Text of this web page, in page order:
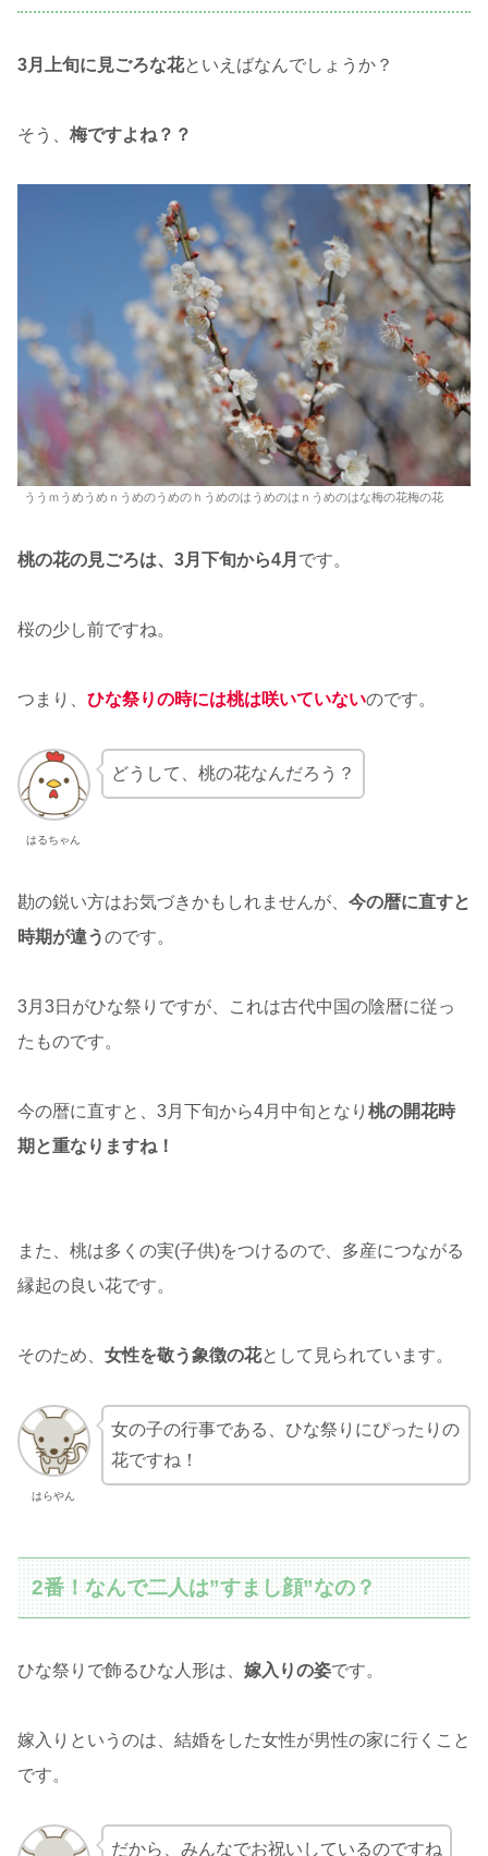
3月上旬に見ごろな花といえばなんでしょうか？
そう、 梅ですよね？？
ううｍうめうめｎうめのうめのｈうめのはうめのはｎうめのはな梅の花梅の花
桃の花の見ごろは、3月下旬から4月 です。
桜の少し前ですね。
つまり、 ひな祭りの時には桃は咲いていないのです。
はるちゃん
どうして、桃の花なんだろう？
勘の鋭い方はお気づきかもしれませんが、 今の暦に直すと
時期が違うのです。
3月3日がひな祭りですが、これは古代中国の陰暦に従っ
たものです。
今の暦に直すと、3月下旬から4月中旬となり 桃の開花時
期と重なりますね！
また、桃は多くの実(子供)をつけるので、多産につながる
縁起の良い花です。
そのため、 女性を敬う象徴の花として見られています。
はらやん
女の子の行事である、ひな祭りにぴったりの
花ですね！
2番！なんで二人は”すまし顔”なの？
ひな祭りで飾るひな人形は、 嫁入りの姿です。
嫁入りというのは、結婚をした女性が男性の家に行くこと
です。
だから、みんなでお祝いしているのですね